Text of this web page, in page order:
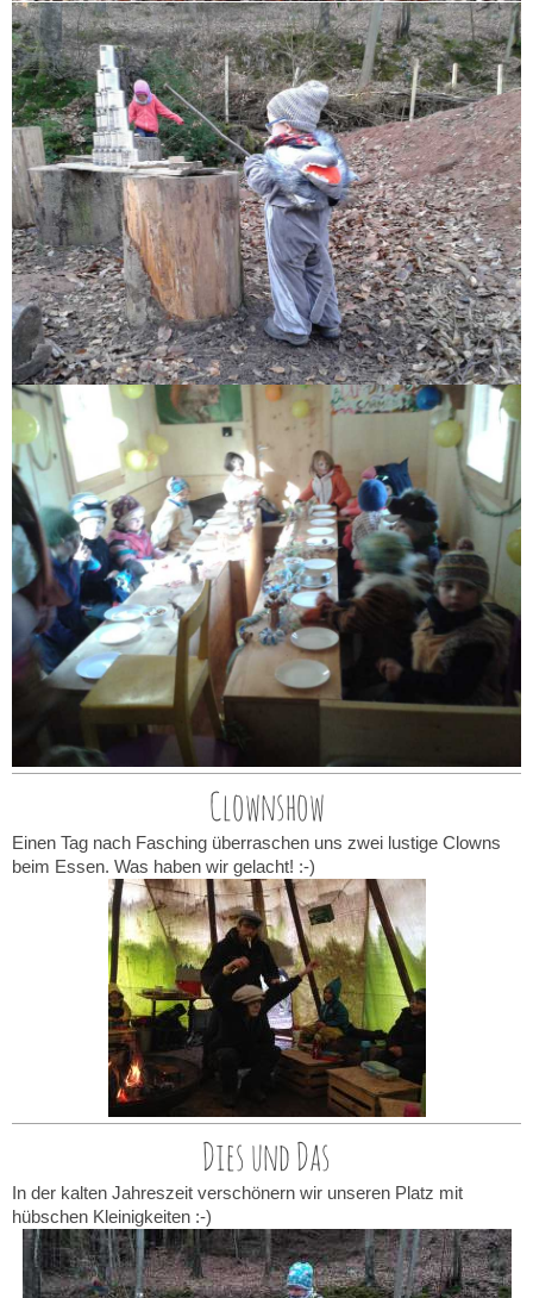
Clownshow
Einen Tag nach Fasching überraschen uns zwei lustige Clowns
beim Essen. Was haben wir gelacht! :-)
Dies und Das
In der kalten Jahreszeit verschönern wir unseren Platz mit
hübschen Kleinigkeiten :-)